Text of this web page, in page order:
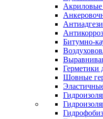
Акриловые
Битумно-
Герметики
Шовные